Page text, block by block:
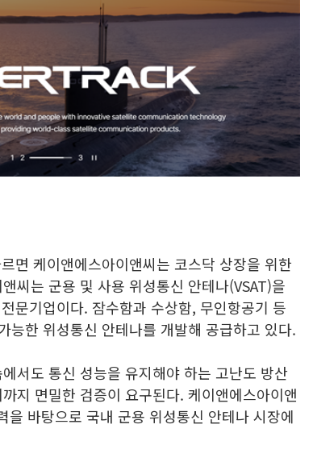
면 케이앤에스아이앤씨는 코스닥 상장을 위한
씨는 군용 및 사용 위성통신 안테나(VSAT)을
문기업이다. 잠수함과 수상함, 무인항공기 등
능한 위성통신 안테나를 개발해 공급하고 있다.
서도 통신 성능을 유지해야 하는 고난도 방산
지 면밀한 검증이 요구된다. 케이앤에스아이앤
바탕으로 국내 군용 위성통신 안테나 시장에